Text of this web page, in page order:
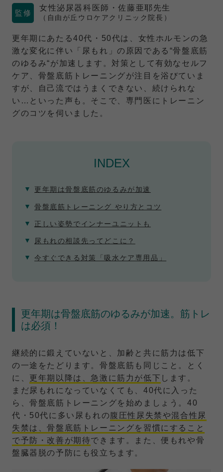
女性泌尿器科医師・佐藤亜耶先生
（自由が丘ウロケアクリニック院長）
更年期にあたる40代・50代は、女性ホルモンの急
激な変化に伴い「尿もれ」の原因である“骨盤底筋
のゆるみ“が加速します。対策として有効なセルフ
ケア、骨盤底筋トレーニングが注目を浴びていま
すが、自己流ではうまくできない、続けられな
い…といった声も。そこで、専門医にトレーニン
グのコツを伺いました。
INDEX
更年期は骨盤底筋のゆるみが加速
骨盤底筋トレーニング やり方とコツ
正しい姿勢でインナーユニットも
尿もれの相談先ってどこに？
今すぐできる対策「吸水ケア専用品」
更年期は骨盤底筋のゆるみが加速。筋トレ
は必須！
継続的に鍛えていないと、加齢と共に筋力は低下
の一途をたどります。骨盤底筋も同じこと。とく
に、 更年期以降は、急激に筋力が低下 します。
まだ尿もれになっていなくても、40代に入った
ら、骨盤底筋トレーニングを始めましょう。40
代・50代に多い尿もれの 腹圧性尿失禁や混合性尿
失禁は、骨盤底筋トレーニングを習慣にすること
で予防・改善が期待できます。また、便もれや骨
盤臓器脱の予防にも役立ちます。